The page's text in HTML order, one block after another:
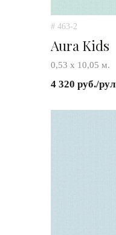
# 463-2
Aura Kids
0,53 х 10,05 м.
4 320 руб./рул